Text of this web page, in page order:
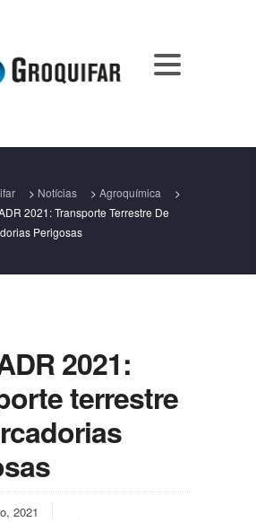
> Notícias > Agroquímica
>
2021: Transporte Terrestre De
Perigosas
2021:
terrestre
2021